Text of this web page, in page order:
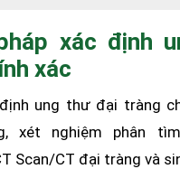
xác định
xác
ung thư đại tràng
xét nghiệm phân
Scan/CT đại tràng và